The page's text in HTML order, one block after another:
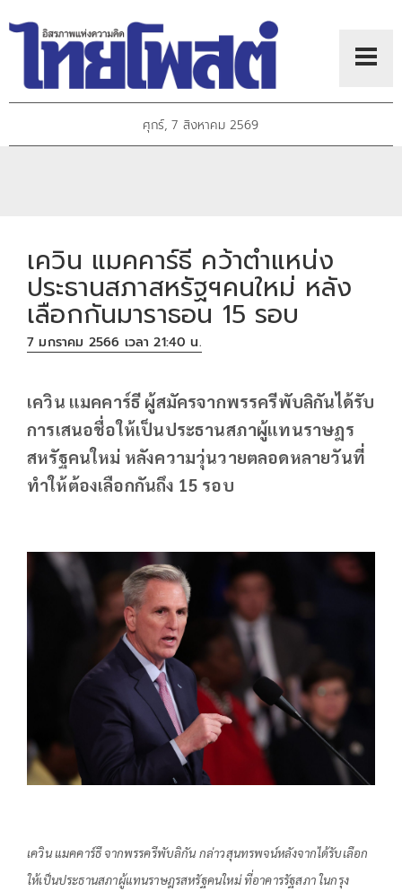
ศุกร์, 7 สิงหาคม 2569
เควิน แมคคาร์ธี คว้าตำแหน่ง
ประธานสภาสหรัฐฯคนใหม่ หลัง
เลือกกันมาราธอน 15 รอบ
7 มกราคม 2566 เวลา 21:40 น.
เควิน แมคคาร์ธี ผู้สมัครจากพรรครีพับลิกันได้รับ
การเสนอชื่อให้เป็นประธานสภาผู้แทนราษฎร
สหรัฐคนใหม่ หลังความวุ่นวายตลอดหลายวันที่
ทำให้ต้องเลือกกันถึง 15 รอบ
เควิน แมคคาร์ธี จากพรรครีพับลิกัน กล่าวสุนทรพจน์หลังจากได้รับเลือก
ให้เป็นประธานสภาผู้แทนราษฎรสหรัฐคนใหม่ ที่อาคารรัฐสภา ในกรุง